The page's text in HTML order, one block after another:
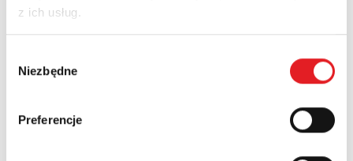
z ich usług.
zgody
Niezbędne
Preferencje
Nowości